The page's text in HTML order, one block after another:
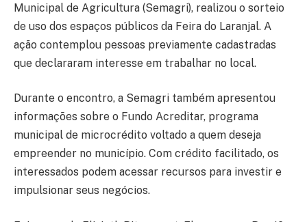
Municipal de Agricultura (Semagri), realizou o sorteio
de uso dos espaços públicos da Feira do Laranjal. A
ação contemplou pessoas previamente cadastradas
que declararam interesse em trabalhar no local.
Durante o encontro, a Semagri também apresentou
informações sobre o Fundo Acreditar, programa
municipal de microcrédito voltado a quem deseja
empreender no município. Com crédito facilitado, os
interessados podem acessar recursos para investir e
impulsionar seus negócios.